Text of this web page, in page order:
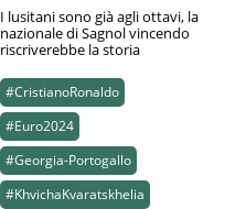
I lusitani sono già agli ottavi, la
nazionale di Sagnol vincendo
riscriverebbe la storia
#CristianoRonaldo
#Euro2024
#Georgia-Portogallo
#KhvichaKvaratskhelia